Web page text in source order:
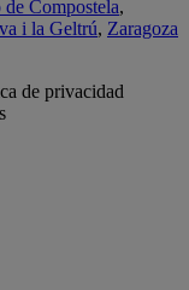
de Compostela,
i la Geltrú, Zaragoza
de privacidad